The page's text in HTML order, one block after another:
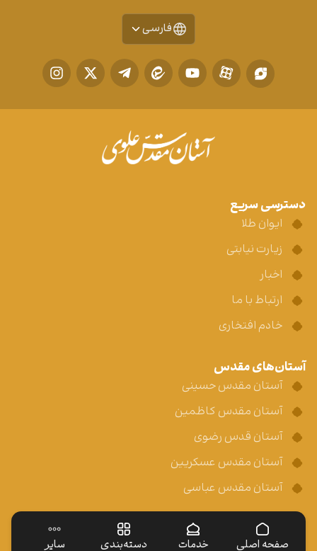
صفحه اصلی خدمات دسته‌بندی سایر
فارسی
دسترسی سریع
ایوان طلا
زیارت نیابتی
اخبار
ارتباط با ما
خادم افتخاری
آستان‌های مقدس
آستان مقدس حسینی
آستان مقدس کاظمین
آستان قدس رضوی
آستان مقدس عسکریین
آستان مقدس عباسی